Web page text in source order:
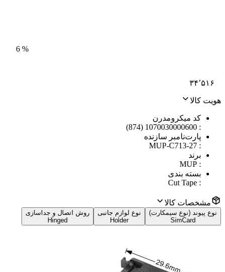
۳۴٬۵۱۶
%
6
هویت کالا
کد میکرومدرن
:
1070030000600 (874)
پارت‌نامبر سازنده
:
MUP-C713-27
برند
:
MUP
بسته بندی
:
Cut Tape
مشخصات کالا
نوع پیوند (نوع سیمکارت)
SimCard
نوع لوازم جانبی
Holder
روش اتصال و جداسازی
Hinged